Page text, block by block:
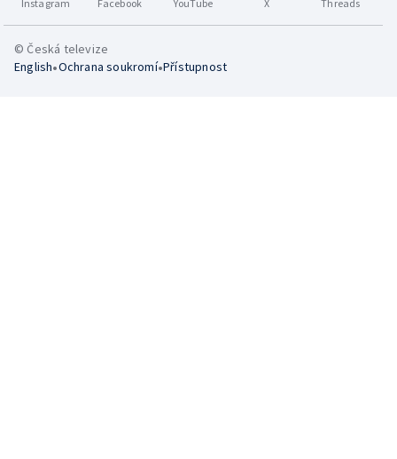
Instagram Facebook YouTube X Threads
© Česká televize
English•Ochrana soukromí•Přístupnost